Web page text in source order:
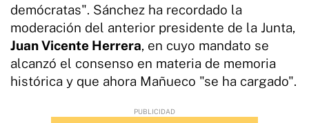
demócratas". Sánchez ha recordado la
moderación del anterior presidente de la Junta,
Juan Vicente Herrera, en cuyo mandato se
alcanzó el consenso en materia de memoria
histórica y que ahora Mañueco "se ha cargado".